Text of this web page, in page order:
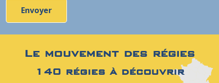
Le mouvement des régies
140 régies à découvrir